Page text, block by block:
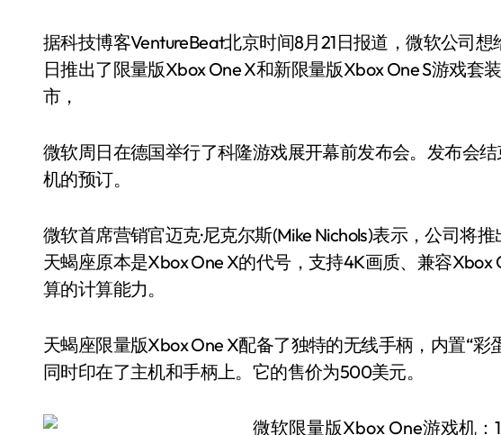
据科技博客VentureBeat北京时间8月21日报道，微软公司
日推出了限量版Xbox One X和新限量版Xbox One S游戏套
市，
微软周日在德国举行了科隆游戏展开幕前发布会。发布会
机的预订。
微软首席营销官迈克·尼克尔斯(Mike Nichols)表示，公司将推
天蝎座原本是Xbox One X的代号，支持4K画质、兼容
算的计算能力。
天蝎座限量版Xbox One X配备了独特的无线手柄，内置“彩
同时印在了主机和手柄上。它的售价为500美元。